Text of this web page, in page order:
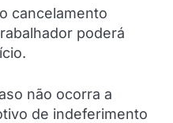
cancelamento
poderá
não ocorra a
de indeferimento